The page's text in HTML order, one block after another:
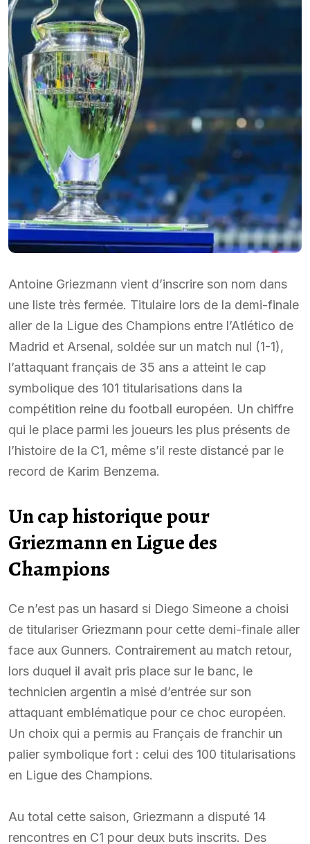
Antoine Griezmann vient d’inscrire son nom dans
une liste très fermée. Titulaire lors de la demi-finale
aller de la Ligue des Champions entre l’Atlético de
Madrid et Arsenal, soldée sur un match nul (1-1),
l’attaquant français de 35 ans a atteint le cap
symbolique des 101 titularisations dans la
compétition reine du football européen. Un chiffre
qui le place parmi les joueurs les plus présents de
l’histoire de la C1, même s’il reste distancé par le
record de Karim Benzema.
Un cap historique pour
Griezmann en Ligue des
Champions
Ce n’est pas un hasard si Diego Simeone a choisi
de titulariser Griezmann pour cette demi-finale aller
face aux Gunners. Contrairement au match retour,
lors duquel il avait pris place sur le banc, le
technicien argentin a misé d’entrée sur son
attaquant emblématique pour ce choc européen.
Un choix qui a permis au Français de franchir un
palier symbolique fort : celui des 100 titularisations
en Ligue des Champions.
Au total cette saison, Griezmann a disputé 14
rencontres en C1 pour deux buts inscrits. Des